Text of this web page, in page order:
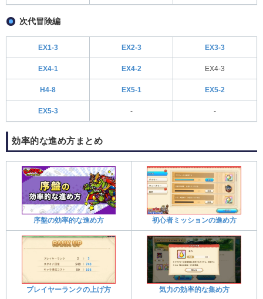
次代冒険編
EX1-3 EX2-3 EX3-3
EX4-1 EX4-2 EX4-3
H4-8 EX5-1 EX5-2
EX5-3 - -
効率的な進め方まとめ
序盤の効率的な進め方 初心者ミッションの進め方
プレイヤーランクの上げ方 気力の効率的な集め方